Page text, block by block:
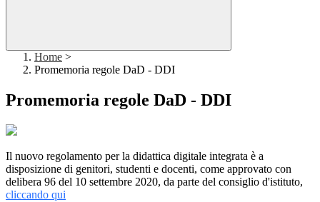
Home >
Promemoria regole DaD - DDI
Promemoria regole DaD - DDI
Il nuovo regolamento per la didattica digitale integrata è a
disposizione di genitori, studenti e docenti, come approvato con
delibera 96 del 10 settembre 2020, da parte del consiglio d'istituto,
cliccando qui